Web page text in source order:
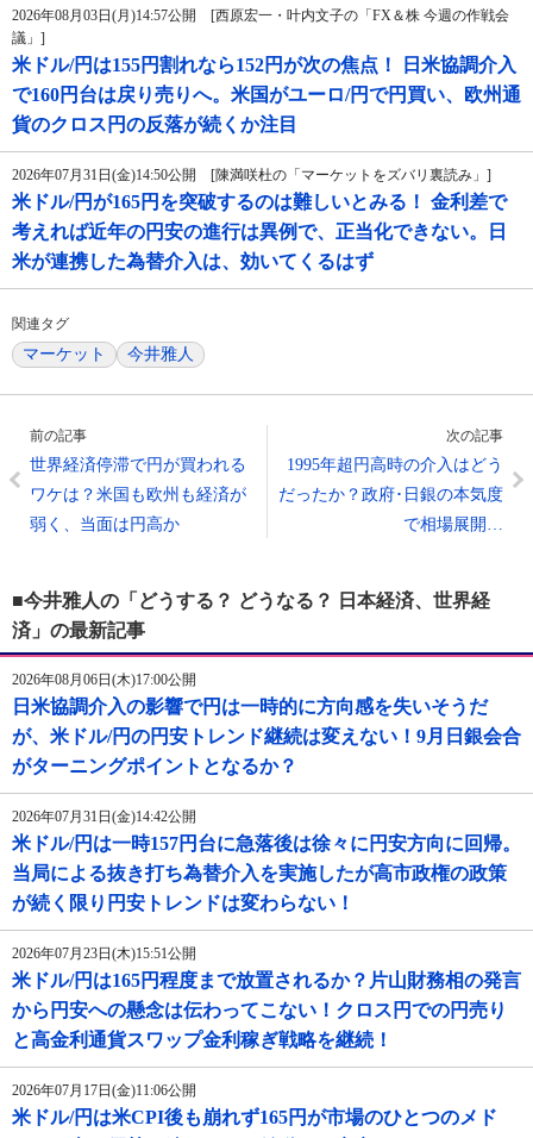
2026年08月03日(月)14:57公開 [西原宏一・叶内文子の「FX＆株 今週の作戦会
議」]
米ドル/円は155円割れなら152円が次の焦点！ 日米協調介入
で160円台は戻り売りへ。米国がユーロ/円で円買い、欧州通
貨のクロス円の反落が続くか注目
2026年07月31日(金)14:50公開 [陳満咲杜の「マーケットをズバリ裏読み」]
米ドル/円が165円を突破するのは難しいとみる！ 金利差で
考えれば近年の円安の進行は異例で、正当化できない。日
米が連携した為替介入は、効いてくるはず
関連タグ
マーケット 今井雅人
前の記事
世界経済停滞で円が買われる
ワケは？米国も欧州も経済が
弱く、当面は円高か
次の記事
1995年超円高時の介入はどう
だったか？政府･日銀の本気度
で相場展開…
■今井雅人の「どうする？ どうなる？ 日本経済、世界経
済」の最新記事
2026年08月06日(木)17:00公開
日米協調介入の影響で円は一時的に方向感を失いそうだ
が、米ドル/円の円安トレンド継続は変えない！9月日銀会合
がターニングポイントとなるか？
2026年07月31日(金)14:42公開
米ドル/円は一時157円台に急落後は徐々に円安方向に回帰。
当局による抜き打ち為替介入を実施したが高市政権の政策
が続く限り円安トレンドは変わらない！
2026年07月23日(木)15:51公開
米ドル/円は165円程度まで放置されるか？片山財務相の発言
から円安への懸念は伝わってこない！クロス円での円売り
と高金利通貨スワップ金利稼ぎ戦略を継続！
2026年07月17日(金)11:06公開
米ドル/円は米CPI後も崩れず165円が市場のひとつのメド